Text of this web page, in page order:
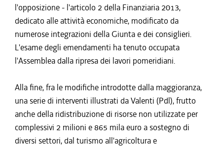
l'opposizione - l'articolo 2 della Finanziaria 2013,
dedicato alle attività economiche, modificato da
numerose integrazioni della Giunta e dei consiglieri.
L'esame degli emendamenti ha tenuto occupata
l'Assemblea dalla ripresa dei lavori pomeridiani.
Alla fine, fra le modifiche introdotte dalla maggioranza,
una serie di interventi illustrati da Valenti (Pdl), frutto
anche della ridistribuzione di risorse non utilizzate per
complessivi 2 milioni e 865 mila euro a sostegno di
diversi settori, dal turismo all'agricoltura e